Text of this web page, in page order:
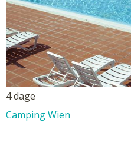
4 dage
Camping Wien